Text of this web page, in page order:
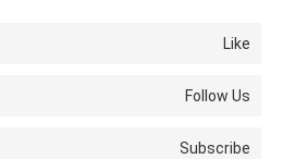
Like
Follow Us
Subscribe